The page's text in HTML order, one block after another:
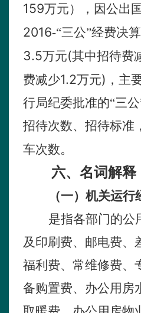
159万元），因公出
2016-“三公”经费决
3.5万元(其中招待费
费减少1.2万元) ，主
行局纪委批准的“三
招待次数、招待标准
车次数。
六、名词解释
（一）机关运行
是指各部门的公
及印刷费、邮电费、
福利费、常维修费、
备购置费、办公用房